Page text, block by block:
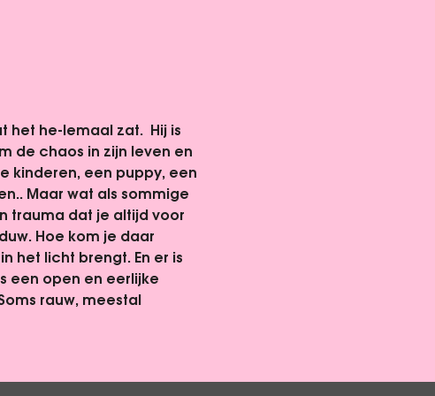
het he-lemaal zat.  Hij is
de chaos in zijn leven en
kinderen, een puppy, een
Maar wat als sommige
trauma dat je altijd voor
Hoe kom je daar
het licht brengt. En er is
een open en eerlijke
rauw, meestal